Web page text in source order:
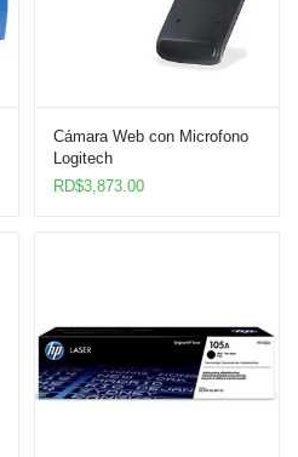
Cámara Web con Microfono
Logitech
RD$3,873.00